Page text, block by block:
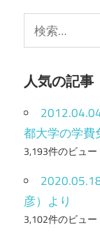
検
索
人気の記事
都大学の学
3,193件のビュー
彦）より
3,102件のビュー